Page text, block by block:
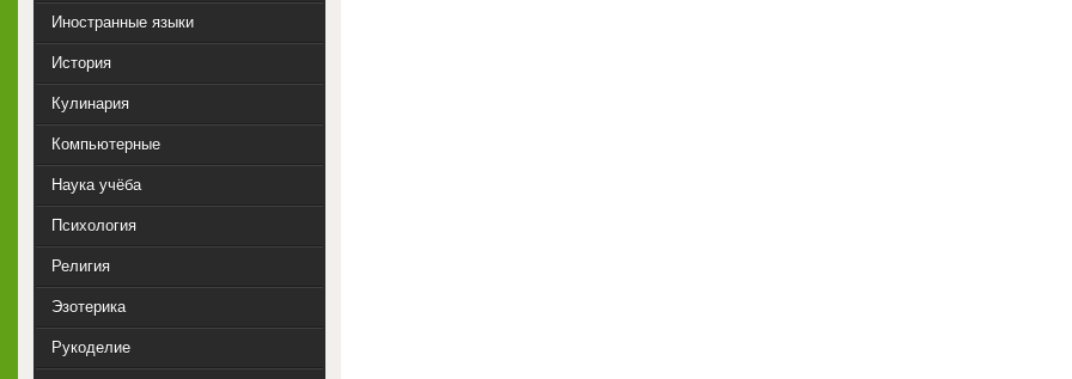
Иностранные языки
История
Кулинария
Компьютерные
Наука учёба
Психология
Религия
Эзотерика
Рукоделие